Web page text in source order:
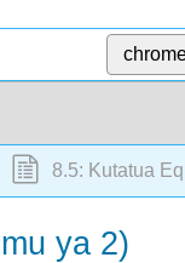
8.5: Kutatua
ya 2)